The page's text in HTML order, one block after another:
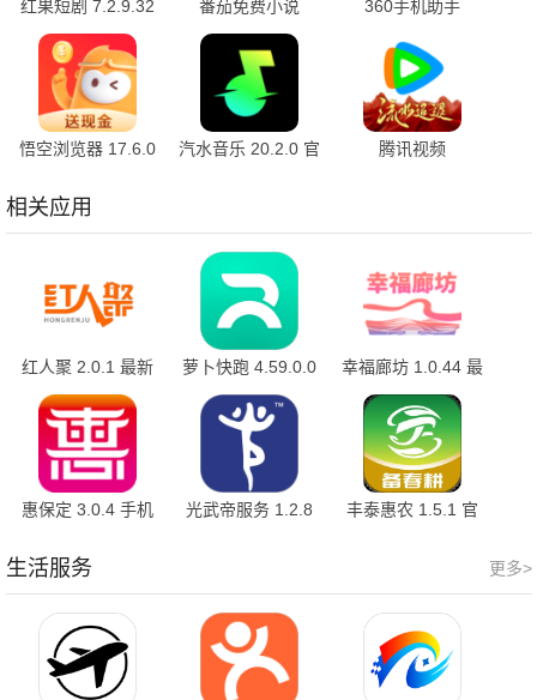
红果短剧 7.2.9.32
官方版
番茄免费小说
7.2.9.32 安卓版
360手机助手
悟空浏览器 17.6.0
汽水音乐 20.2.0 官
腾讯视频
相关应用
红人聚 2.0.1 最新
版
萝卜快跑 4.59.0.0
最新版
幸福廊坊 1.0.44 最
新版
惠保定 3.0.4 手机
光武帝服务 1.2.8
丰泰惠农 1.5.1 官
更多>
生活服务